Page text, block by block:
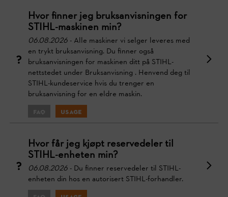
Hvor finner jeg bruksanvisningen for
STIHL-maskinen min?
06.08.2026 - Alle maskiner vi selger leveres med
en trykt bruksanvisning. Du finner også
bruksanvisningen for maskinen ditt på STIHL-
nettstedet under Bruksanvisning . Henvend deg til
STIHL-kundeservice hvis du trenger en
bruksanvisning for en eldre maskin.
FAQ Usage
Hvor får jeg kjøpt reservedeler til
STIHL-enheten min?
06.08.2026 - Du finner reservedeler til STIHL-
enheten din hos en autorisert STIHL-forhandler.